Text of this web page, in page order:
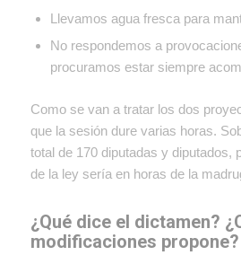
Llevamos agua fresca para
No respondemos a
procuramos estar siempre
Como se van a tratar los dos
que la sesión dure varias horas.
total de 170 diputadas y diputados,
de la ley sería en horas de la
¿Qué dice el dictamen?
modificaciones propone?